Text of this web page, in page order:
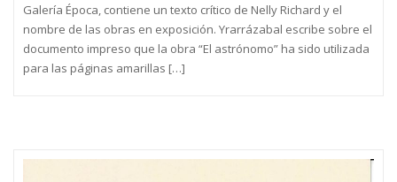
Galería Época, contiene un texto crítico de Nelly Richard y el
nombre de las obras en exposición. Yrarrázabal escribe sobre el
documento impreso que la obra “El astrónomo” ha sido utilizada
para las páginas amarillas […]